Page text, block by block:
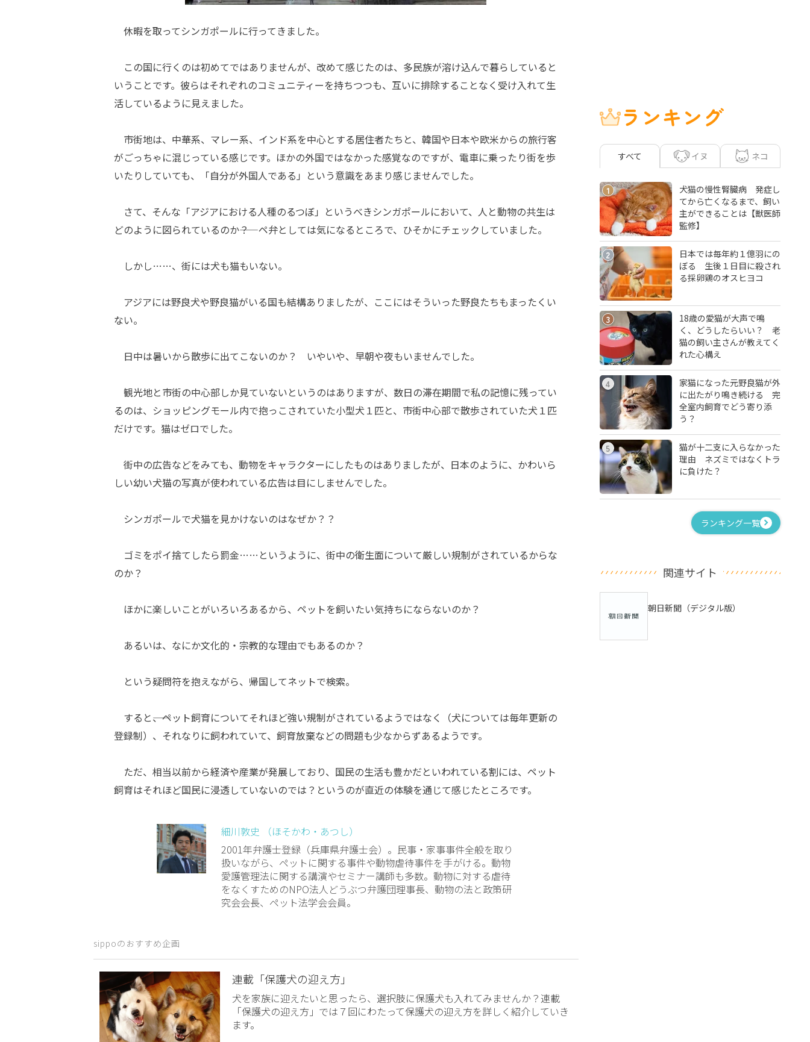
休暇を取ってシンガポールに行ってきました。
この国に行くのは初めてではありませんが、改めて感じたのは、多民族が溶け込んで暮らしていると
いうことです。彼らはそれぞれのコミュニティーを持ちつつも、互いに排除することなく受け入れて生
活しているように見えました。
市街地は、中華系、マレー系、インド系を中心とする居住者たちと、韓国や日本や欧米からの旅行客
がごっちゃに混じっている感じです。ほかの外国ではなかった感覚なのですが、電車に乗ったり街を歩
いたりしていても、「自分が外国人である」という意識をあまり感じませんでした。
さて、そんな「アジアにおける人種のるつぼ」というべきシンガポールにおいて、人と動物の共生は
どのように図られているのか――？ ペ弁としては気になるところで、ひそかにチェックしていました。
しかし……、街には犬も猫もいない。
アジアには野良犬や野良猫がいる国も結構ありましたが、ここにはそういった野良たちもまったくい
ない。
日中は暑いから散歩に出てこないのか？ いやいや、早朝や夜もいませんでした。
観光地と市街の中心部しか見ていないというのはありますが、数日の滞在期間で私の記憶に残ってい
るのは、ショッピングモール内で抱っこされていた小型犬１匹と、市街中心部で散歩されていた犬１匹
だけです。猫はゼロでした。
街中の広告などをみても、動物をキャラクターにしたものはありましたが、日本のように、かわいら
しい幼い犬猫の写真が使われている広告は目にしませんでした。
シンガポールで犬猫を見かけないのはなぜか？？
ゴミをポイ捨てしたら罰金……というように、街中の衛生面について厳しい規制がされているからな
のか？
ほかに楽しいことがいろいろあるから、ペットを飼いたい気持ちにならないのか？
あるいは、なにか文化的・宗教的な理由でもあるのか？
という疑問符を抱えながら、帰国してネットで検索。
すると――、ペット飼育についてそれほど強い規制がされているようではなく（犬については毎年更新の
登録制）、それなりに飼われていて、飼育放棄などの問題も少なからずあるようです。
ただ、相当以前から経済や産業が発展しており、国民の生活も豊かだといわれている割には、ペット
飼育はそれほど国民に浸透していないのでは？というのが直近の体験を通じて感じたところです。
細川敦史 （ほそかわ・あつし）
2001年弁護士登録（兵庫県弁護士会）。民事・家事事件全般を取り
扱いながら、ペットに関する事件や動物虐待事件を手がける。動物
愛護管理法に関する講演やセミナー講師も多数。動物に対する虐待
をなくすためのNPO法人どうぶつ弁護団理事長、動物の法と政策研
究会会長、ペット法学会会員。
sippoのおすすめ企画
連載「保護犬の迎え方」
犬を家族に迎えたいと思ったら、選択肢に保護犬も入れてみませんか？連載
「保護犬の迎え方」では７回にわたって保護犬の迎え方を詳しく紹介していき
ます。
ランキング
すべて イヌ ネコ
1
犬猫の慢性腎臓病 発症し
てから亡くなるまで、飼い
主ができることは【獣医師
監修】
2
日本では毎年約１億羽にの
ぼる 生後１日目に殺され
る採卵鶏のオスヒヨコ
3
18歳の愛猫が大声で鳴
く、どうしたらいい？ 老
猫の飼い主さんが教えてく
れた心構え
4
家猫になった元野良猫が外
に出たがり鳴き続ける 完
全室内飼育でどう寄り添
う？
5
猫が十二支に入らなかった
理由 ネズミではなくトラ
に負けた？
ランキング一覧
関連サイト
朝日新聞（デジタル版）